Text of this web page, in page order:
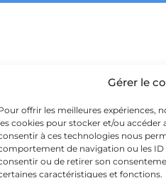
Gérer le
offrir les meilleures expériences,
cookies pour stocker et/ou accéder
à ces technologies nous
de navigation ou les ID
ou de retirer son
caractéristiques et fonctions.